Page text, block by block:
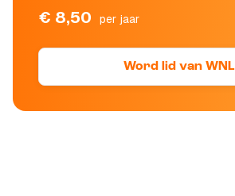
€ 8,50 per jaar
Word lid van WNL